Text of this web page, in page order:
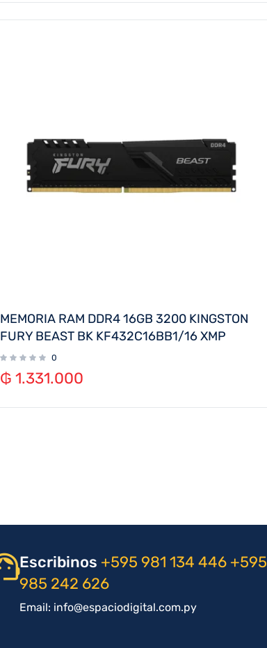
MEMORIA RAM DDR4 16GB 3200 KINGSTON
FURY BEAST BK KF432C16BB1/16 XMP
0
₲ 1.331.000
Escribinos +595 981 134 446 +595
985 242 626
Email: info@espaciodigital.com.py